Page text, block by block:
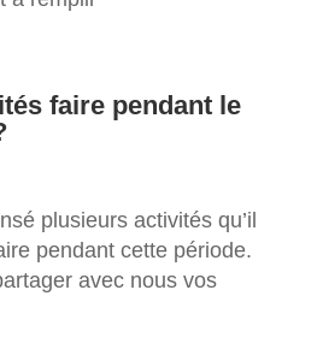
faire pendant le
plusieurs activités qu’il
pendant cette période.
avec nous vos